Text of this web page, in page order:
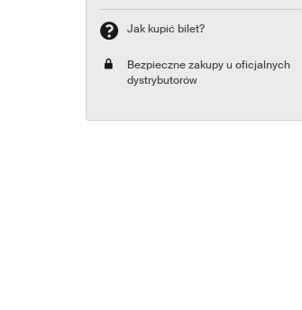
Jak kupić bilet?
Bezpieczne zakupy u oficjalnych
dystrybutorów